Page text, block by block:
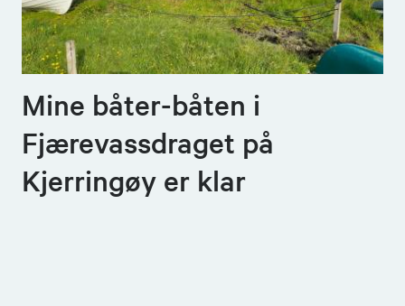
Mine båter-båten i
Fjærevassdraget på
Kjerringøy er klar